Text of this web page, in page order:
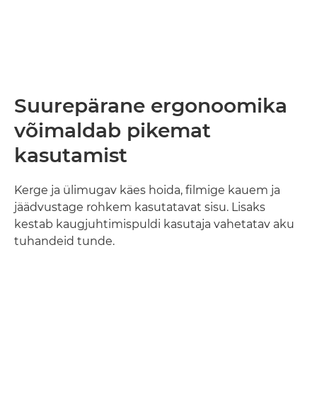
Suurepärane ergonoomika
võimaldab pikemat
kasutamist
Kerge ja ülimugav käes hoida, filmige kauem ja
jäädvustage rohkem kasutatavat sisu. Lisaks
kestab kaugjuhtimispuldi kasutaja vahetatav aku
tuhandeid tunde.